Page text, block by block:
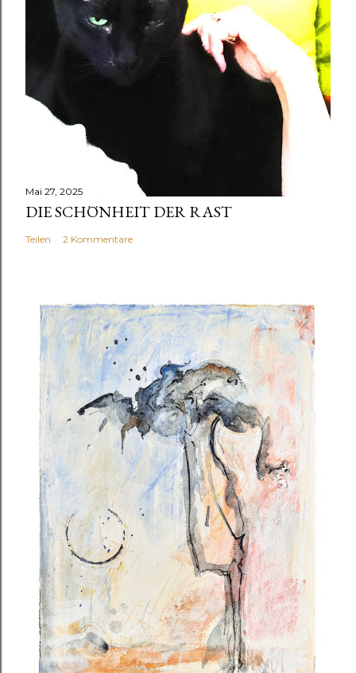
Mai 27, 2025
DIE SCHÖNHEIT DER RAST
Teilen 2 Kommentare